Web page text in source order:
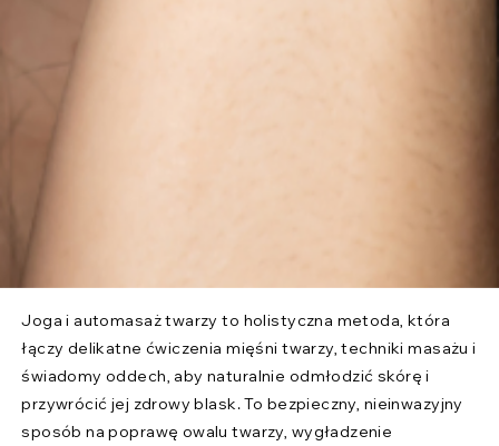
Joga i automasaż twarzy to holistyczna metoda, która
łączy delikatne ćwiczenia mięśni twarzy, techniki masażu i
świadomy oddech, aby naturalnie odmłodzić skórę i
przywrócić jej zdrowy blask. To bezpieczny, nieinwazyjny
sposób na poprawę owalu twarzy, wygładzenie